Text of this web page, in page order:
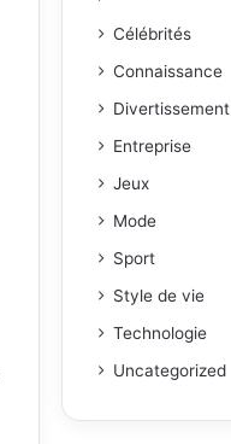
Célébrités
Connaissance
Divertissement
Entreprise
Jeux
Mode
Sport
Style de vie
Technologie
Uncategorized